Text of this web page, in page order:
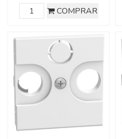
COMPRAR